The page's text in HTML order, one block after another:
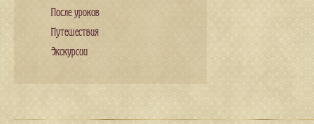
После уроков
Путешествия
Экскурсии